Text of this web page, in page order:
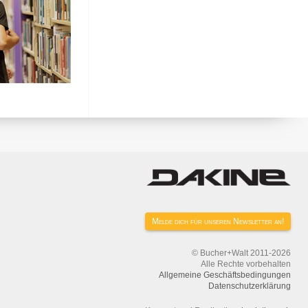
Melde dich für unseren Newsletter an!
© Bucher+Walt 2011-2026
Alle Rechte vorbehalten
Allgemeine Geschäftsbedingungen
Datenschutzerklärung